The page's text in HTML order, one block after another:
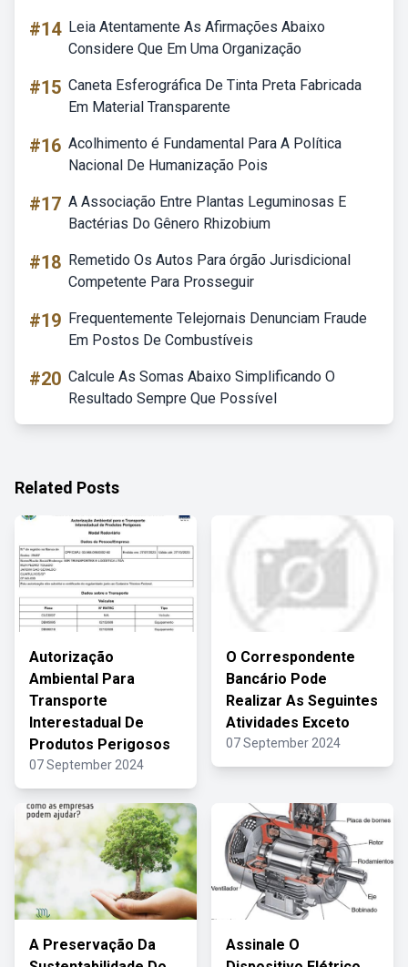
#14 Leia Atentamente As Afirmações Abaixo
Considere Que Em Uma Organização
#15 Caneta Esferográfica De Tinta Preta Fabricada
Em Material Transparente
#16 Acolhimento é Fundamental Para A Política
Nacional De Humanização Pois
#17 A Associação Entre Plantas Leguminosas E
Bactérias Do Gênero Rhizobium
#18 Remetido Os Autos Para órgão Jurisdicional
Competente Para Prosseguir
#19 Frequentemente Telejornais Denunciam Fraude
Em Postos De Combustíveis
#20 Calcule As Somas Abaixo Simplificando O
Resultado Sempre Que Possível
Related Posts
Autorização
Ambiental Para
Transporte
Interestadual De
Produtos Perigosos
07 September 2024
O Correspondente
Bancário Pode
Realizar As Seguintes
Atividades Exceto
07 September 2024
A Preservação Da
Assinale O